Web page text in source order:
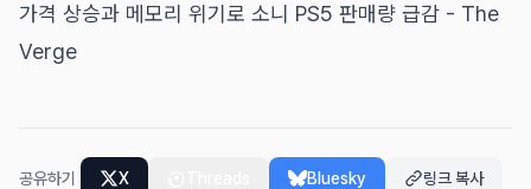
가격 상승과 메모리 위기로 소니 PS5 판매량 급감 - The
Verge
공유하기 X Bluesky 링크 복사